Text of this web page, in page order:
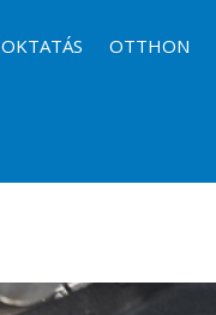
OKTATÁS OTTHON